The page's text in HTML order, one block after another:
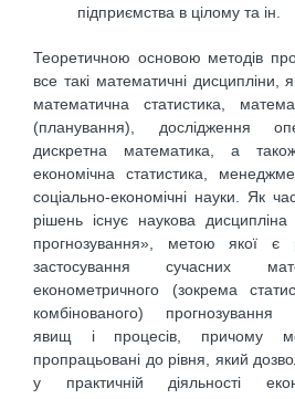
підприємства в цілому та ін.
Теоретичною основою методів
все такі математичні дисципліни,
математична статистика,
(планування), дослідження
дискретна математика, а
економічна статистика,
соціально-економічні науки. Як
рішень існує наукова
прогнозування», метою якої є
застосування сучасних
економетричного (зокрема
комбінованого) прогнозування
явищ і процесів, причому
пропрацьовані до рівня, який
у практичній діяльності